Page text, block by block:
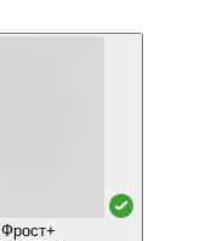
Фрост+